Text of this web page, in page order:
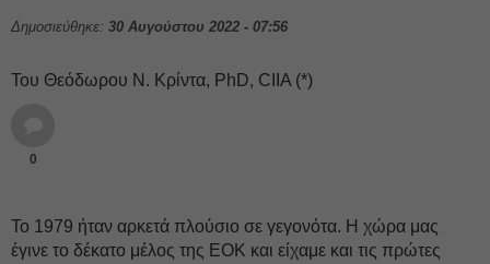
Δημοσιεύθηκε: 30 Αυγούστου 2022 - 07:56
Του Θεόδωρου Ν. Κρίντα, PhD, CIIA (*)
0
Το 1979 ήταν αρκετά πλούσιο σε γεγονότα. Η χώρα μας
έγινε το δέκατο μέλος της ΕΟΚ και είχαμε και τις πρώτες